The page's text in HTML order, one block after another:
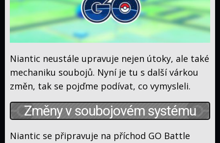
Aktuální
eventy
Raidy
Shiny
Manuál
Průvodce
7.
Anime
Titulky
Niantic neustále upravuje nejen útoky, ale také
mechaniku soubojů. Nyní je tu s další várkou
změn, tak se pojďme podívat, co vymysleli.
Změny v soubojovém systému
Niantic se připravuje na příchod GO Battle